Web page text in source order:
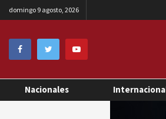
domingo 9 agosto, 2026
Nacionales